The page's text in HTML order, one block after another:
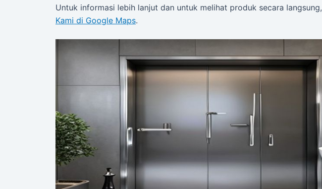
Untuk informasi lebih lanjut dan untuk melihat produk secara langsung,
Kami di Google Maps.